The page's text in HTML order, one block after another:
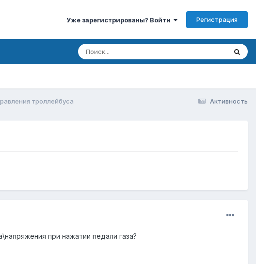
Уже зарегистрированы? Войти Регистрация
Активность
троллейбуса
при нажатии педали газа?